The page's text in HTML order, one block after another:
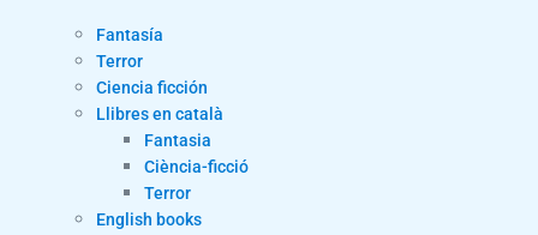
Fantasía
Terror
Ciencia ficción
Llibres en català
Fantasia
Ciència-ficció
Terror
English books